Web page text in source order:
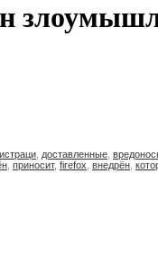
доставленные
приносит, firefox внедрён